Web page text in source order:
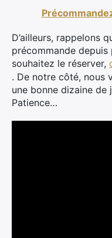
D’ailleurs, rappelons
précommande depuis
souhaitez le réserver,
. De notre côté, nous
une bonne dizaine de
Patience…